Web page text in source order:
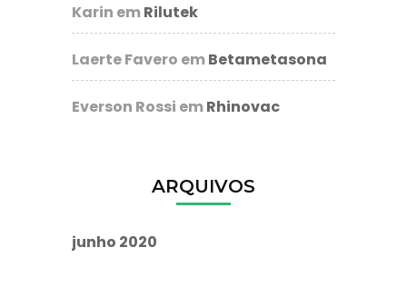
Karin em Rilutek
Laerte Favero em Betametasona
Everson Rossi em Rhinovac
ARQUIVOS
junho 2020